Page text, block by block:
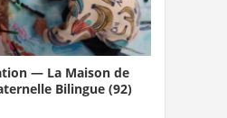
— La Maison de
Bilingue (92)